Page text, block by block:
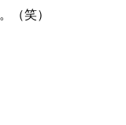
（笑）